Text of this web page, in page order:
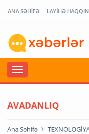
ANA SƏHİFƏ LAYİHƏ
AVADANLIQ
Ana Səhifə